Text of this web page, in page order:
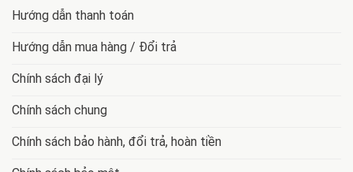
Hướng dẫn thanh toán
Hướng dẫn mua hàng / Đổi trả
Chính sách đại lý
Chính sách chung
Chính sách bảo hành, đổi trả, hoàn tiền